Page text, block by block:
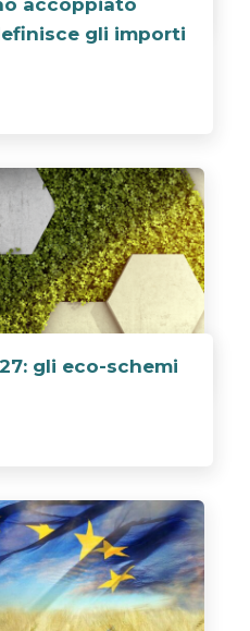
accoppiato
gli importi
gli eco-schemi